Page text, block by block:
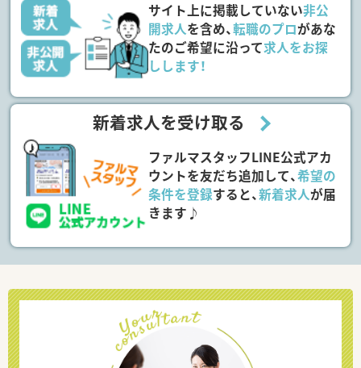
サイト上に掲載していない非公
開求人を含め、転職のプロがあな
たのご希望に沿って求人をお探
しします！
新着求人を受け取る
ファルマスタッフLINE公式アカ
ウントを友だち追加して、希望の
条件を登録すると、新着求人が届
きます♪